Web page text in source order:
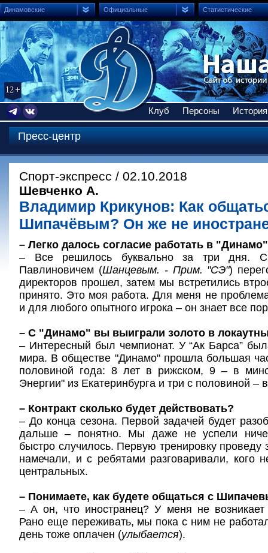
Динамовские Официальные Статистические
Клуб Персоны История
Пресс-центр
Спорт-экспресс / 02.10.2018
Шевченко А.
Владимир Крикунов: Как
Шипачёвым? Он же не
– Легко далось согласие работать в
– Все решилось буквально за три дня.
Павлиновичем (Шанцевым. - Прим. "СЭ")
директоров прошел, затем мы встретились
принято. Это моя работа. Для меня не
и для любого опытного игрока – он знает все
– С "Динамо" вы выиграли золото в
– Интересный был чемпионат. У “Ак Барса”
мира. В обществе "Динамо" прошла большая
половиной года: 8 лет в рижском, 9 – в
Энергии" из Екатеринбурга и три с половиной –
– Контракт сколько будет действовать?
– До конца сезона. Первой задачей будет
дальше – понятно. Мы даже не успели
быстро случилось. Первую тренировку проведу
намечали, и с ребятами разговаривали, кого
центральных.
– Понимаете, как будете общаться с
– А он, что иностранец? У меня не
Рано еще переживать, мы пока с ним не
день тоже оплачен (улыбается).